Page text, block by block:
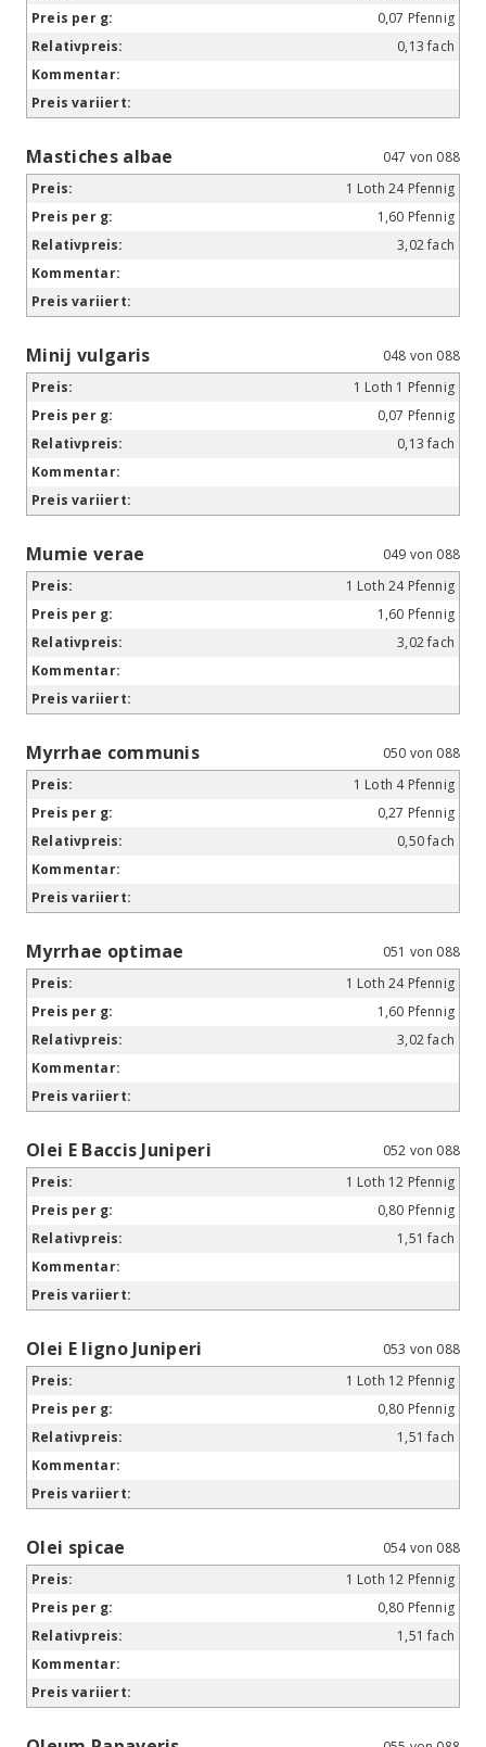
0,07 Pfennig
0,13 fach
Mastiches albae
047 von 088
1 Loth 24 Pfennig
1,60 Pfennig
3,02 fach
Minij vulgaris
048 von 088
1 Loth 1 Pfennig
0,07 Pfennig
0,13 fach
Mumie verae
049 von 088
1 Loth 24 Pfennig
1,60 Pfennig
3,02 fach
Myrrhae communis
050 von 088
1 Loth 4 Pfennig
0,27 Pfennig
0,50 fach
Myrrhae optimae
051 von 088
1 Loth 24 Pfennig
1,60 Pfennig
3,02 fach
Olei E Baccis Juniperi
052 von 088
1 Loth 12 Pfennig
0,80 Pfennig
1,51 fach
Olei E ligno Juniperi
053 von 088
1 Loth 12 Pfennig
0,80 Pfennig
1,51 fach
Olei spicae
054 von 088
1 Loth 12 Pfennig
0,80 Pfennig
1,51 fach